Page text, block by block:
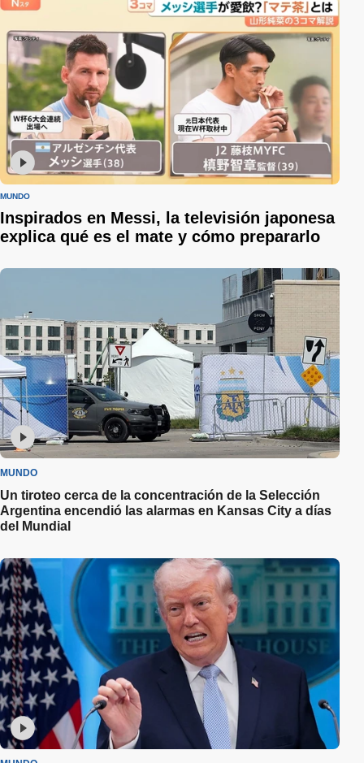
MUNDO
Inspirados en Messi, la televisión japonesa
explica qué es el mate y cómo prepararlo
MUNDO
Un tiroteo cerca de la concentración de la Selección
Argentina encendió las alarmas en Kansas City a días
del Mundial